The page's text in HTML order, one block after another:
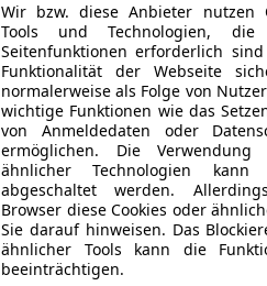
Wir bzw. diese Anbieter nutzen
Tools und Technologien,
Seitenfunktionen erforderlich
Funktionalität der Webseite
normalerweise als Folge von
wichtige Funktionen wie das
von Anmeldedaten oder
ermöglichen. Die Verwendung
ähnlicher Technologien kann
abgeschaltet werden.
Browser diese Cookies oder
Sie darauf hinweisen. Das
ähnlicher Tools kann die
beeinträchtigen.